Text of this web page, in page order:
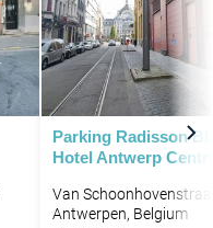
Parking Radisson
Hotel Antwerp
Van
Antwerpen, Belgium